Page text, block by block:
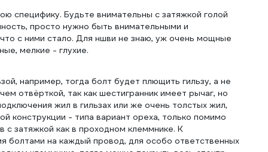
специфику. Будьте внимательны с затяжкой голой
просто нужно быть внимательными и
с ними стало. Для ншви не знаю, уж очень мощные
мелкие - глухие.
например, тогда болт будет плющить гильзу, а не
отвёрткой, так как шестигранник имеет рычаг, но
жил в гильзах или же очень толстых жил,
конструкции - типа вариант ореха, только помимо
затяжкой как в проходном клеммнике. К
болтами на каждый провод, для особо ответственных